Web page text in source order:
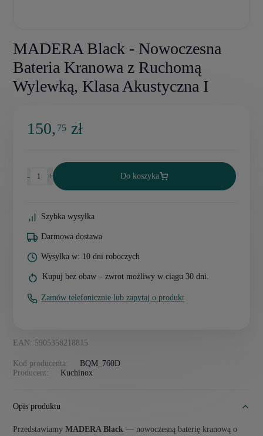
MADERA Black - Nowoczesna
Bateria Kranowa z Ruchomą
Wylewką, Klasa Akustyczna I
EAN: 5905358218815
Kod producenta:
BQM_760D
Producent:
Kuchinox
150,75 zł
- + Do koszyka
Szybka wysyłka
Darmowa dostawa
Wysyłka w: 10 dni roboczych
Kupuj bez obaw – zwrot możliwy w ciągu 30 dni.
Zamów telefonicznie lub zapytaj o produkt
Opis produktu
PrzedstawiamyMADERA Black — nowoczesną baterię kranową o